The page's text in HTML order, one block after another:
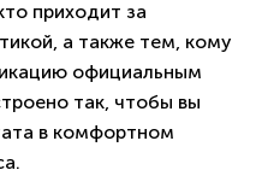
приходит за
а также тем, кому
официальным
так, чтобы вы
в комфортном